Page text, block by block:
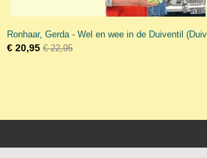
Ronhaar, Gerda - Wel en wee in de Duiventil
€ 20,95 € 22,95